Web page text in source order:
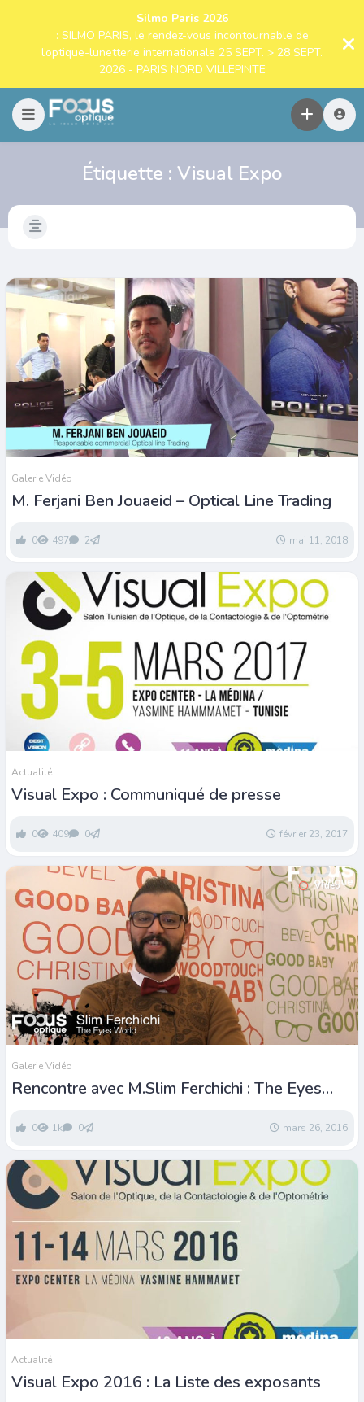
Silmo Paris 2026
: SILMO PARIS, le rendez-vous incontournable de
l’optique-lunetterie internationale 25 SEPT. > 28 SEPT.
2026 - PARIS NORD VILLEPINTE
Étiquette : Visual Expo
Galerie Vidéo
M. Ferjani Ben Jouaeid – Optical Line Trading
0 497 2 mai 11, 2018
Actualité
Visual Expo : Communiqué de presse
0 409 0 février 23, 2017
Video
Galerie Vidéo
Rencontre avec M.Slim Ferchichi : The Eyes
0 1k 0 mars 26, 2016
Actualité
Visual Expo 2016 : La Liste des exposants